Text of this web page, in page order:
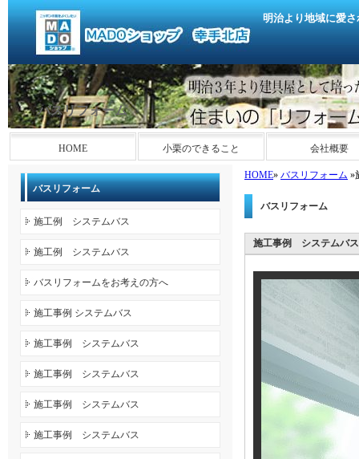
明治より地域に愛
バスリフォーム
HOME 小栗のできること 会社概要
HOME» バスリフォーム »
バスリフォーム
施工事例 システムバス
バスリフォーム
施工例 システムバス
施工例 システムバス
バスリフォームをお考えの方へ
施工事例 システムバス
施工事例 システムバス
施工事例 システムバス
施工事例 システムバス
施工事例 システムバス